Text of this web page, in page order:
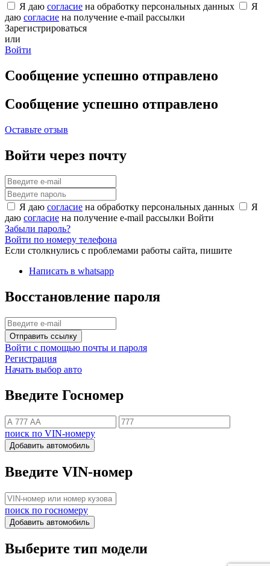
Я даю согласие на обработку персональных данных
Я
даю согласие на получение e-mail рассылки
Зарегистрироваться
или
Войти
Сообщение успешно отправлено
Сообщение успешно отправлено
Оставьте отзыв
Войти через почту
Я даю согласие на обработку персональных данных
Я
даю согласие на получение e-mail рассылки Войти
Забыли пароль?
Войти по номеру телефона
Если столкнулись с проблемами работы сайта, пишите
Написать в whatsapp
Восстановление пароля
Отправить ссылку
Войти с помощью почты и пароля
Регистрация
Начать выбор авто
Введите Госномер
поиск по VIN-номеру
Добавить автомобиль
Введите VIN-номер
поиск по госномеру
Добавить автомобиль
Выберите тип модели